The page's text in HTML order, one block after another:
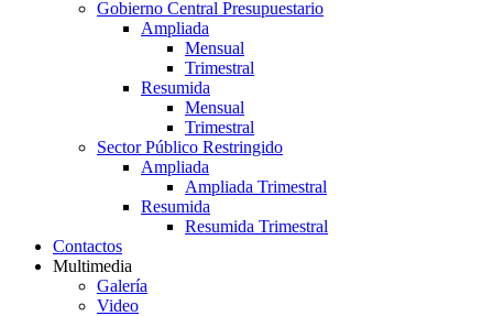
Gobierno Central Presupuestario
Ampliada
Mensual
Trimestral
Resumida
Mensual
Trimestral
Sector Público Restringido
Ampliada
Ampliada Trimestral
Resumida
Resumida Trimestral
Contactos
Multimedia
Galería
Video